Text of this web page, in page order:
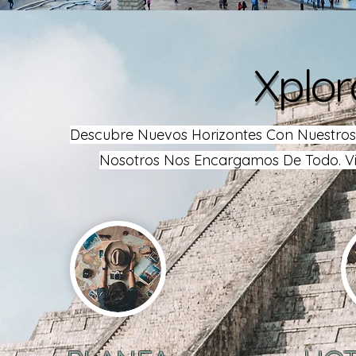
Descubre Nuevos Horizontes Con
Nosotros Nos Encargamos De Todo.